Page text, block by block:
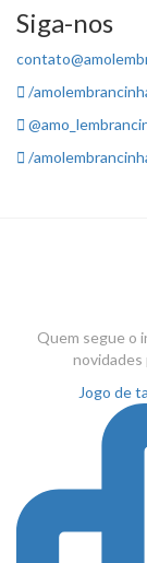
Siga-nos
/
/
Quem segue o
novidades
Jogo de